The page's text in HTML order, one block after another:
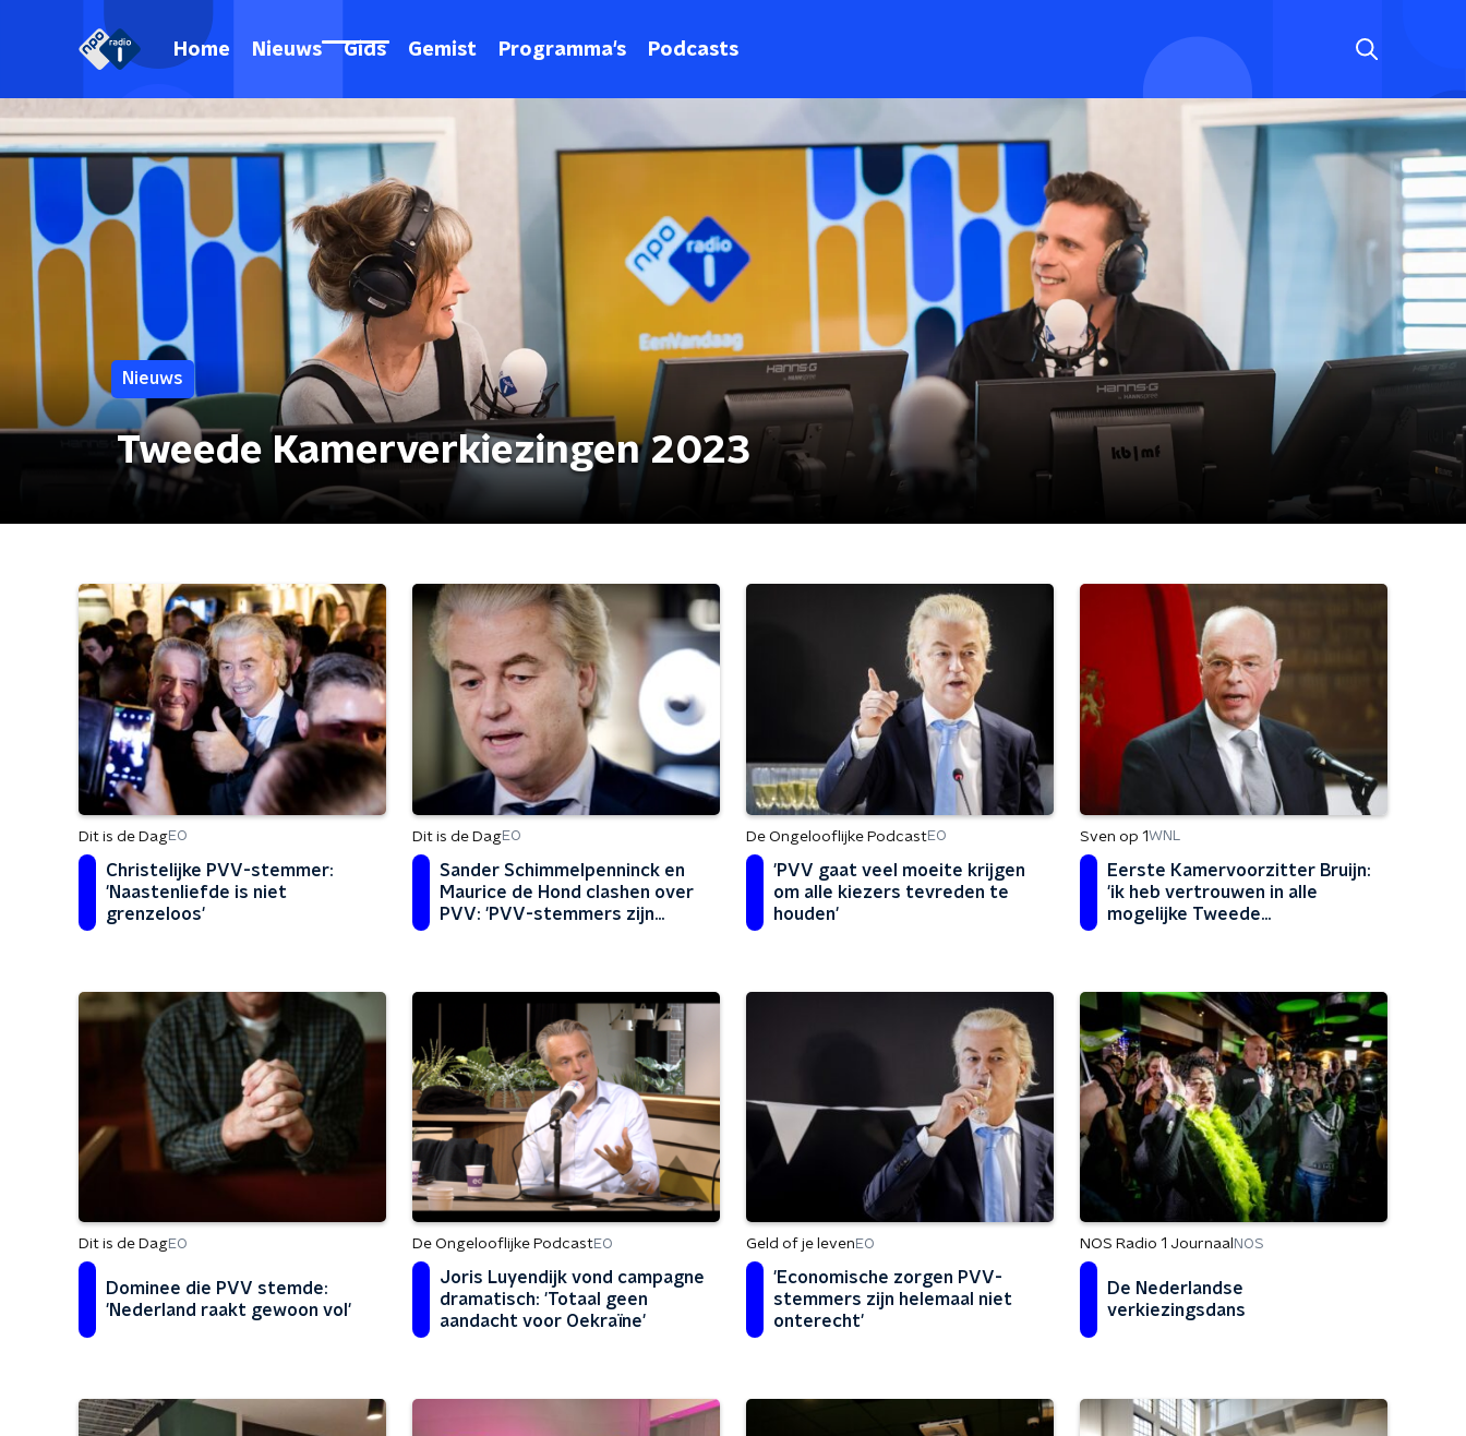
Home Nieuws Gids Gemist Programma's Podcasts
Nieuws
Tweede Kamerverkiezingen 2023
Dit is de DagEO
Christelijke PVV-stemmer:
'Naastenliefde is niet
grenzeloos'
Dit is de DagEO
Sander Schimmelpenninck en
Maurice de Hond clashen over
PVV: 'PVV-stemmers zijn
De Ongelooflijke PodcastEO
'PVV gaat veel moeite krijgen
om alle kiezers tevreden te
houden'
Sven op 1WNL
Eerste Kamervoorzitter Bruijn:
'ik heb vertrouwen in alle
mogelijke Tweede
Dit is de DagEO
Dominee die PVV stemde:
'Nederland raakt gewoon vol'
De Ongelooflijke PodcastEO
Joris Luyendijk vond campagne
dramatisch: 'Totaal geen
aandacht voor Oekraïne'
Geld of je leven EO
'Economische zorgen PVV-
stemmers zijn helemaal niet
onterecht'
NOS Radio 1 Journaal NOS
De Nederlandse
verkiezingsdans